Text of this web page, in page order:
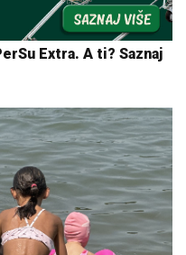
Extra. A ti? Saznaj